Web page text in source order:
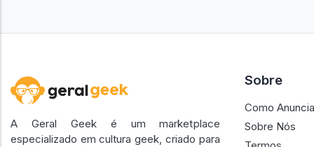
A Geral Geek é um marketplace
especializado em cultura geek, criado para
Sobre
Como
Sobre Nós